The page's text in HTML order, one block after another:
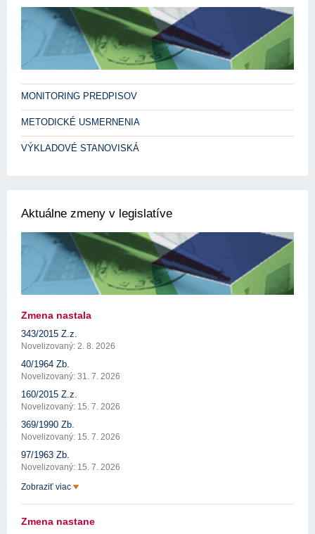
MONITORING PREDPISOV
METODICKÉ USMERNENIA
VÝKLADOVÉ STANOVISKÁ
Aktuálne zmeny v legislatíve
Zmena nastala
343/2015 Z.z.
Novelizovaný: 2. 8. 2026
40/1964 Zb.
Novelizovaný: 31. 7. 2026
160/2015 Z.z.
Novelizovaný: 15. 7. 2026
369/1990 Zb.
Novelizovaný: 15. 7. 2026
97/1963 Zb.
Novelizovaný: 15. 7. 2026
Zobraziť viac
Zmena nastane